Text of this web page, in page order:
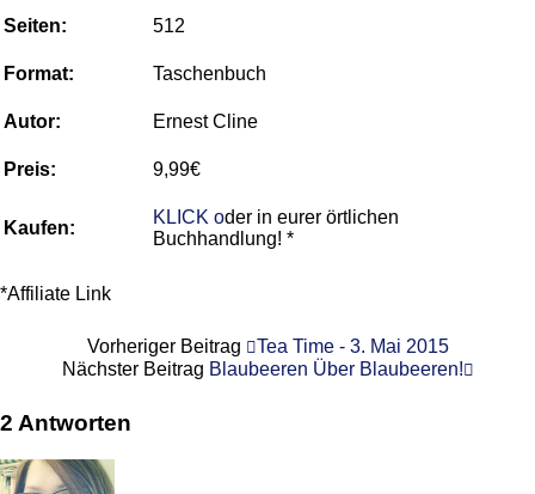
Seiten: 512
Format: Taschenbuch
Autor: Ernest Cline
Preis: 9,99€
Kaufen:
KLICK oder in eurer örtlichen
Buchhandlung! *
*Affiliate Link
Vorheriger Beitrag
Tea Time - 3. Mai 2015
Nächster Beitrag Blaubeeren Über Blaubeeren!
2 Antworten